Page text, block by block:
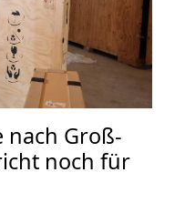
Groß-
noch für